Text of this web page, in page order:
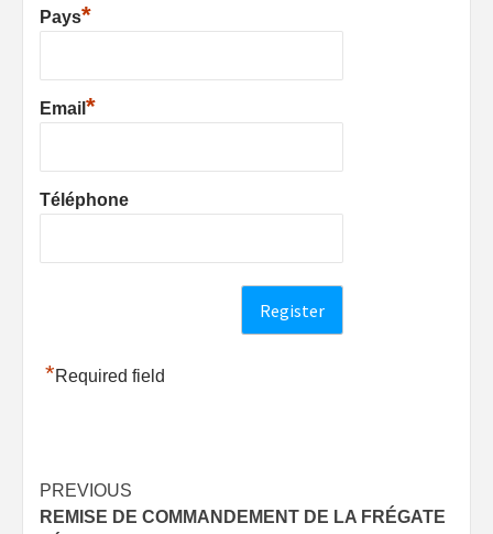
Pays*
Email *
Téléphone
*Required field
Post
PREVIOUS
REMISE DE COMMANDEMENT DE LA FRÉGATE